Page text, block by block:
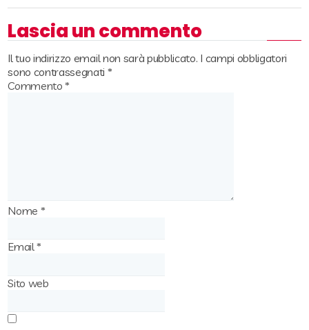
Lascia un commento
Il tuo indirizzo email non sarà pubblicato. I campi obbligatori
sono contrassegnati *
Commento*
Nome *
Email*
Sito web